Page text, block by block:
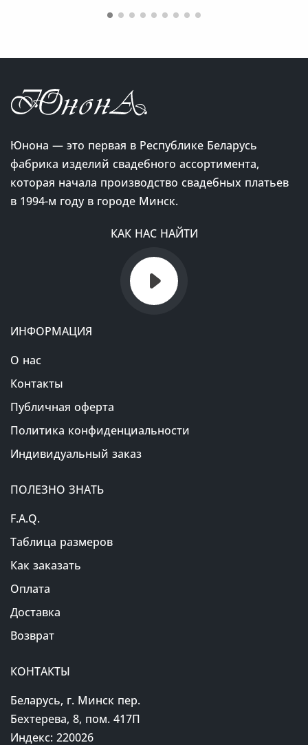
Юнона — это первая в Республике Беларусь
фабрика изделий свадебного ассортимента,
которая начала производство свадебных платьев
в 1994-м году в городе Минск.
КАК НАС НАЙТИ
ИНФОРМАЦИЯ
О нас
Контакты
Публичная оферта
Политика конфиденциальности
Индивидуальный заказ
ПОЛЕЗНО ЗНАТЬ
F.A.Q.
Таблица размеров
Как заказать
Оплата
Доставка
Возврат
КОНТАКТЫ
Беларусь, г. Минск пер.
Бехтерева, 8, пом. 417П
Индекс: 220026